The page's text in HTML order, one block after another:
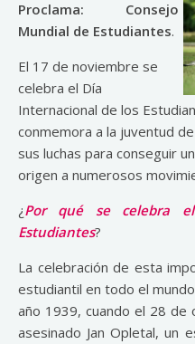
Proclama: Consejo
Mundial de Estudiantes.
El 17 de noviembre se
celebra el Día
Internacional de los
conmemora a la juventud
sus luchas para conseguir
origen a numerosos
¿Por qué se celebra
Estudiantes?
La celebración de esta
estudiantil en todo el
año 1939, cuando el 28
asesinado Jan Opletal, un